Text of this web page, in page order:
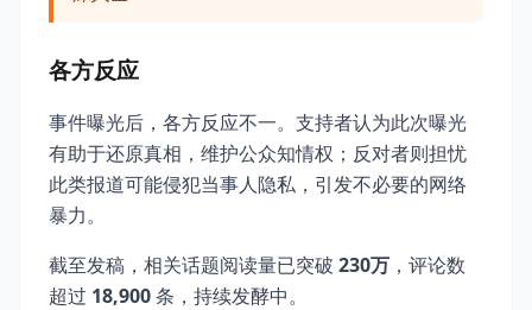
各方反应
事件曝光后，各方反应不一。支持者认为此次曝光
有助于还原真相，维护公众知情权；反对者则担忧
此类报道可能侵犯当事人隐私，引发不必要的网络
暴力。
截至发稿，相关话题阅读量已突破 230万 ，评论数
超过 18,900条，持续发酵中。